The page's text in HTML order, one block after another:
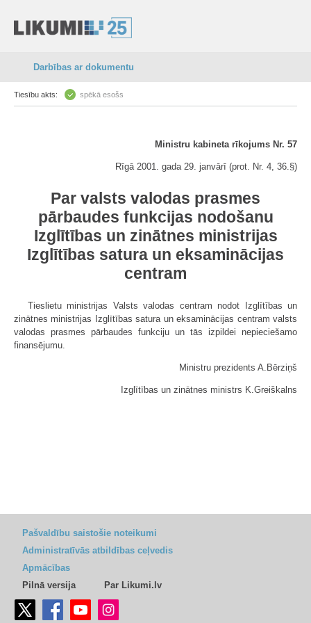
Darbības ar dokumentu
Tiesību akts: spēkā esošs
Ministru kabineta rīkojums Nr. 57
Rīgā 2001. gada 29. janvārī (prot. Nr. 4, 36.§)
Par valsts valodas prasmes
pārbaudes funkcijas nodošanu
Izglītības un zinātnes ministrijas
Izglītības satura un eksaminācijas
centram
Tieslietu ministrijas Valsts valodas centram nodot Izglītības un
zinātnes ministrijas Izglītības satura un eksaminācijas centram valsts
valodas prasmes pārbaudes funkciju un tās izpildei nepieciešamo
finansējumu.
Ministru prezidents A.Bērziņš
Izglītības un zinātnes ministrs K.Greiškalns
Pašvaldību saistošie noteikumi
Administratīvās atbildības ceļvedis
Apmācības
Pilnā versija
Par Likumi.lv